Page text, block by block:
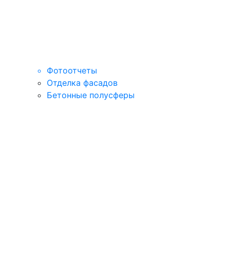
Фотоотчеты
Отделка фасадов
Бетонные полусферы